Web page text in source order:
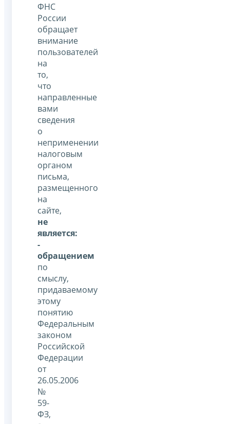
ФНС
России
обращает
внимание
пользователей
на
то,
что
направленные
вами
сведения
о
неприменении
налоговым
органом
письма,
размещенного
на
сайте,
не
является:
-
обращением
по
смыслу,
придаваемому
этому
понятию
Федеральным
законом
Российской
Федерации
от
26.05.2006
№
59-
ФЗ,